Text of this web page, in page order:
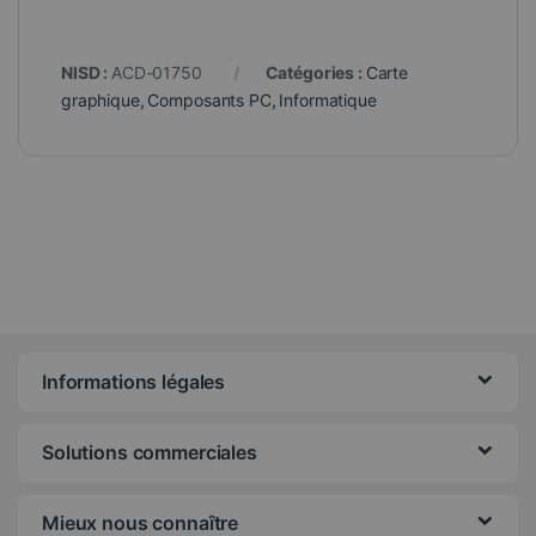
NISD :ACD-01750 Catégories : Carte
graphique, Composants PC, Informatique
Informations légales
Solutions commerciales
Mieux nous connaître